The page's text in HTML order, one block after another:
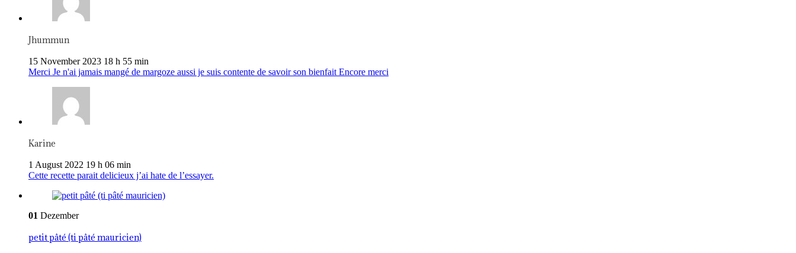
Jhummun
15 November 2023 18 h 55 min
Merci Je n'ai jamais mangé de margoze aussi je suis contente de savoir son bienfait Encore merci
Karine
1 August 2022 19 h 06 min
Cette recette parait delicieux j’ai hate de l’essayer.
01 Dezember
petit pâté (ti pâté mauricien)